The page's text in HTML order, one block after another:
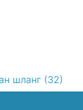
шланг (32)